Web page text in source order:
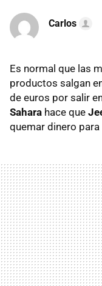
Carlos
Es normal que las
productos salgan
de euros por salir
Sahara hace que
quemar dinero